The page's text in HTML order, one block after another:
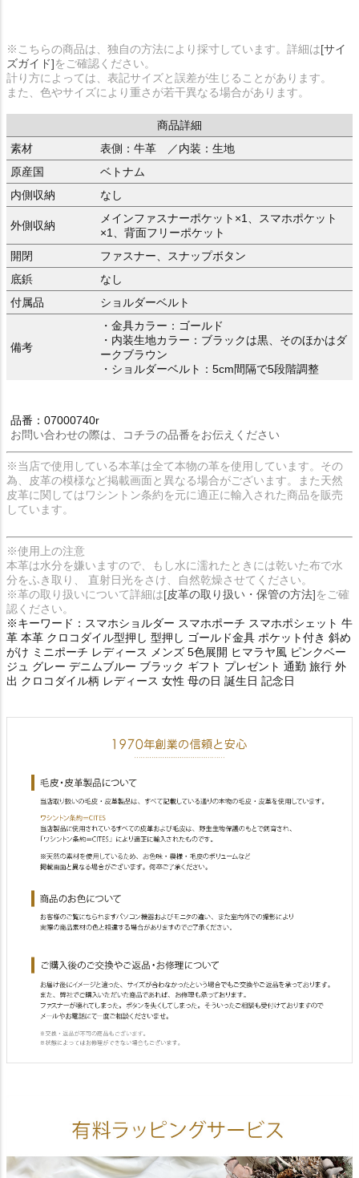
※こちらの商品は、独自の方法により採寸しています。詳細は[サイ
ズガイド]をご確認ください。
計り方によっては、表記サイズと誤差が生じることがあります。
また、色やサイズにより重さが若干異なる場合があります。
商品詳細
素材
表側：牛革 ／内装：生地
原産国
ベトナム
内側収納
なし
外側収納
メインファスナーポケット×1、スマホポケット
×1、背面フリーポケット
開閉
ファスナー、スナップボタン
底鋲
なし
付属品
ショルダーベルト
備考
・金具カラー：ゴールド
・内装生地カラー：ブラックは黒、そのほかはダ
ークブラウン
・ショルダーベルト：5cm間隔で5段階調整
品番：07000740r
お問い合わせの際は、コチラの品番をお伝えください
※当店で使用している本革は全て本物の革を使用しています。その
為、皮革の模様など掲載画面と異なる場合がございます。また天然
皮革に関してはワシントン条約を元に適正に輸入された商品を販売
しています。
※使用上の注意
本革は水分を嫌いますので、もし水に濡れたときには乾いた布で水
分をふき取り、 直射日光をさけ、自然乾燥させてください。
※革の取り扱いについて詳細は[皮革の取り扱い・保管の方法]をご確
認ください。
※キーワード：スマホショルダー スマホポーチ スマホポシェット 牛
革 本革 クロコダイル型押し 型押し ゴールド金具 ポケット付き 斜め
がけ ミニポーチ レディース メンズ 5色展開 ヒマラヤ風 ピンクベー
ジュ グレー デニムブルー ブラック ギフト プレゼント 通勤 旅行 外
出 クロコダイル柄 レディース 女性 母の日 誕生日 記念日